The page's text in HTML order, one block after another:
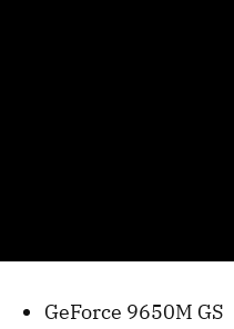
GeForce 9650M GS